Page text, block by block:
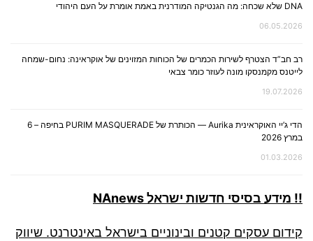
DNA שלא שכחה: מה הגנטיקה המודרנית באמת אומרת על העם היהודי
06.05.2026
רב חב”ד הצטרף לשירות הכמרים של הכוחות המזוינים של אוקראינה: נחום-שמחה
לייטנס מקמנסקו מונה לעוזר כומר צבאי
19.07.2026
הדי ג’יי האוקראינית Aurika — הכותרת של PURIM MASQUERADE בחיפה – 6
במרץ 2026
01.03.2026
!! מידע בסיסי חדשות ישראל NAnews
קידום עסקים קטנים ובינוניים בישראל באינטרנט. שיווק